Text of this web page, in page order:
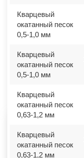
Кварцевый
окатанный песок
0,5-1,0 мм
Кварцевый
окатанный песок
0,5-1,0 мм
Кварцевый
окатанный песок
0,63-1,2 мм
Кварцевый
окатанный песок
0,63-1,2 мм